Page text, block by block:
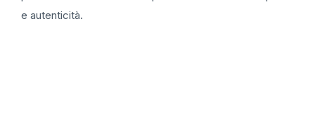
e autenticità.